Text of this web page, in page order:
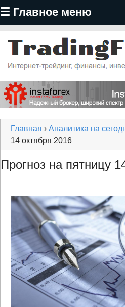
☰ Главное меню
Перейти
основному
содержанию
TradingFin
Главная › Аналитика на
14 октября 2016
Прогноз на пятницу